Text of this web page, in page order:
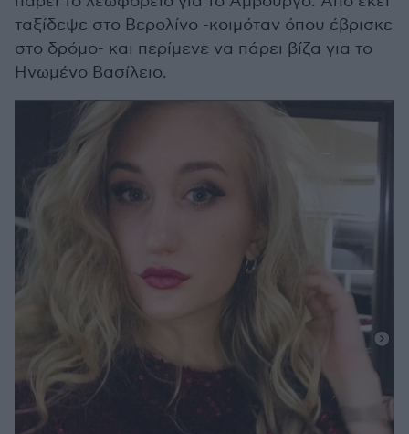
ταξίδεψε στο Βερολίνο -κοιμόταν όπου έβρισκε
στο δρόμο- και περίμενε να πάρει βίζα για το
Ηνωμένο Βασίλειο.